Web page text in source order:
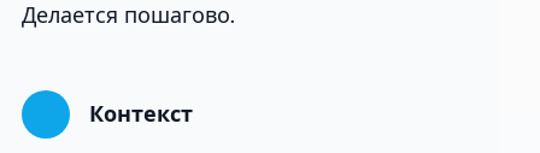
Делается пошагово.
Контекст